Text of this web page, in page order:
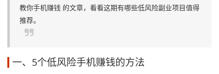
教你手机赚钱 的文章，看看这期有哪些低风险副业项目值得
推荐。
一、5个低风险手机赚钱的方法